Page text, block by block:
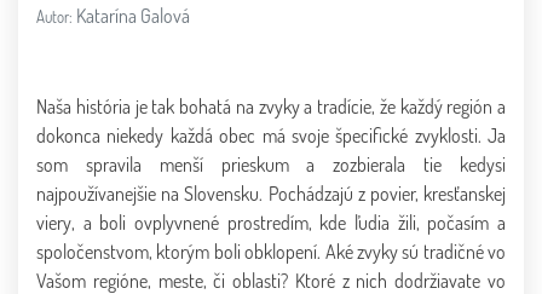
Autor: Katarína Galová
Naša história je tak bohatá na zvyky a tradície, že každý región a
dokonca niekedy každá obec má svoje špecifické zvyklosti. Ja
som spravila menší prieskum a zozbierala tie kedysi
najpoužívanejšie na Slovensku. Pochádzajú z povier, kresťanskej
viery, a boli ovplyvnené prostredím, kde ľudia žili, počasím a
spoločenstvom, ktorým boli obklopení. Aké zvyky sú tradičné vo
Vašom regióne, meste, či oblasti? Ktoré z nich dodržiavate vo